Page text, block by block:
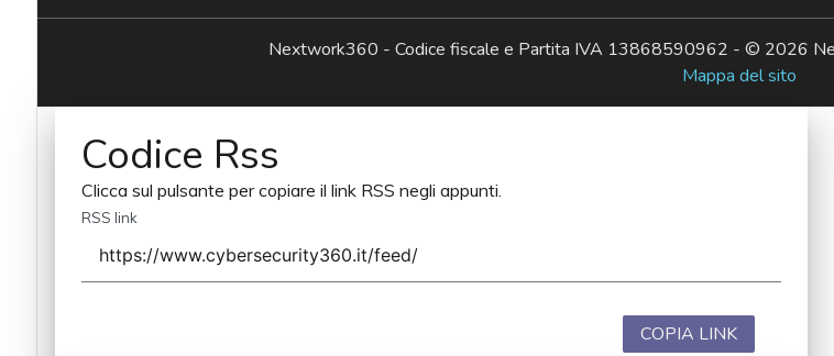
Nextwork360 - Codice fiscale e Partita IVA 13868590962 - © 2026
Mappa del sito
Codice Rss
Clicca sul pulsante per copiare il link RSS negli appunti.
RSS link
COPIA LINK